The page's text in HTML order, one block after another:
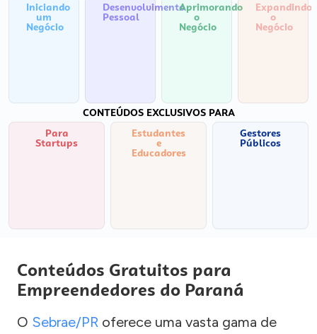
Iniciando
um
Negócio
Desenvolvimento
Pessoal
Aprimorando
o
Negócio
Expandindo
o
Negócio
CONTEÚDOS EXCLUSIVOS PARA
Para
Startups
Estudantes
e
Educadores
Gestores
Públicos
Conteúdos Gratuitos para
Empreendedores do Paraná
O Sebrae/PR oferece uma vasta gama de